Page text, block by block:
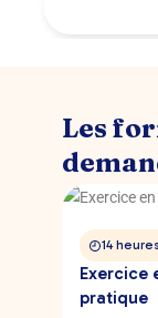
Les
14
Exercice
pratique